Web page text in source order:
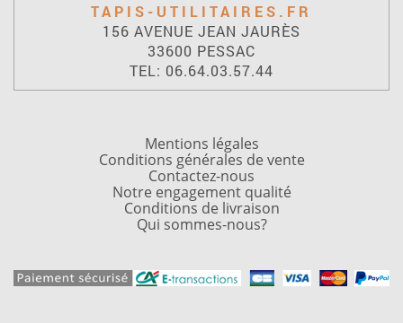
TAPIS-UTILITAIRES.FR
156 AVENUE JEAN JAURÈS
33600 PESSAC
TEL: 06.64.03.57.44
Mentions légales
Conditions générales de vente
Contactez-nous
Notre engagement qualité
Conditions de livraison
Qui sommes-nous?